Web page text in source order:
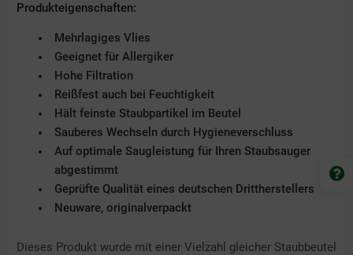
Produkteigenschaften:
Mehrlagiges Vlies
Geeignet für Allergiker
Hohe Filtration
Reißfest auch bei Feuchtigkeit
Hält feinste Staubpartikel im Beutel
Sauberes Wechseln durch Hygieneverschluss
Auf optimale Saugleistung für Ihren Staubsauger
abgestimmt
Geprüfte Qualität eines deutschen Drittherstellers
Neuware, originalverpackt
Dieses Produkt wurde mit einer Vielzahl gleicher Staubbeutel